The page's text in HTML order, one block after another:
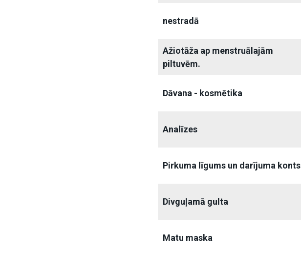
nestradā
Ažiotāža ap menstruālajām
piltuvēm.
Dāvana - kosmētika
Analīzes
Pirkuma līgums un darījuma konts
Divguļamā gulta
Matu maska